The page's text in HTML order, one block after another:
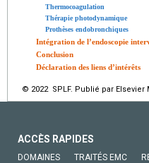
Thermocoagulation
Thérapie photodynamique
Prothèses endobronchiques
Intégration de l’endoscopie
Conclusion
Déclaration des liens d’intérêts
© 2022 SPLF. Publié par Elsevier
ACCÈS RAPIDES
DOMAINES TRAITÉS EMC